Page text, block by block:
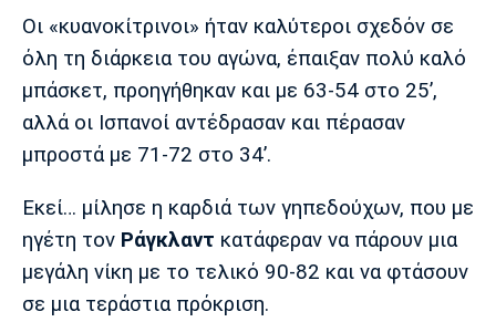
Μάντσεστερ
Γιουνάιτεντ
Τσέλσι Άρσεναλ
Λίβερπουλ
Μάντσεστερ
Ίντερ
Οι «κυανοκίτρινοι» ήταν καλύτεροι σχεδόν σε
όλη τη διάρκεια του αγώνα, έπαιξαν πολύ καλό
μπάσκετ, προηγήθηκαν και με 63-54 στο 25’,
αλλά οι Ισπανοί αντέδρασαν και πέρασαν
μπροστά με 71-72 στο 34’.
Εκεί… μίλησε η καρδιά των γηπεδούχων, που με
ηγέτη τον Ράγκλαντ κατάφεραν να πάρουν μια
μεγάλη νίκη με το τελικό 90-82 και να φτάσουν
σε μια τεράστια πρόκριση.